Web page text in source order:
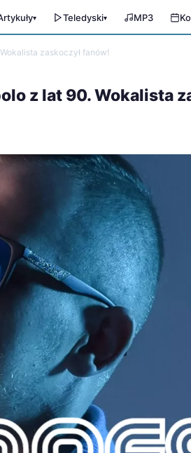
▾ Teledyski▾ MP3
zaskoczył fanów!
z lat 90. Wokalista